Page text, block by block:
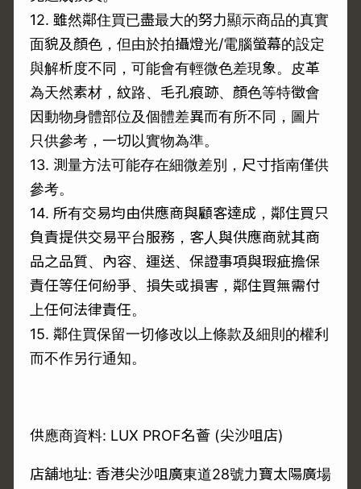
12. 雖然鄰住買已盡最大的努力顯示商品的真實
面貌及顏色，但由於拍攝燈光/電腦螢幕的設定
與解析度不同，可能會有輕微色差現象。皮革
為天然素材，紋路、毛孔痕跡、顏色等特徵會
因動物身體部位及個體差異而有所不同，圖片
只供參考，一切以實物為準。
13. 測量方法可能存在細微差別，尺寸指南僅供
參考。
14. 所有交易均由供應商與顧客達成，鄰住買只
負責提供交易平台服務，客人與供應商就其商
品之品質、內容、運送、保證事項與瑕疵擔保
責任等任何紛爭、損失或損害，鄰住買無需付
上任何法律責任。
15. 鄰住買保留一切修改以上條款及細則的權利
而不作另行通知。
供應商資料: LUX PROF名薈 (尖沙咀店)
店舖地址: 香港尖沙咀廣東道28號力寶太陽廣場